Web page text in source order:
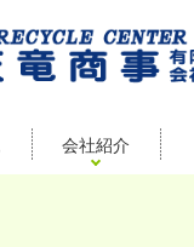
会社紹介